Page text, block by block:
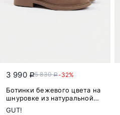
3 990 a5 830a-32%
Ботинки бежевого цвета на
шнуровке из натуральной
замши
GUT!